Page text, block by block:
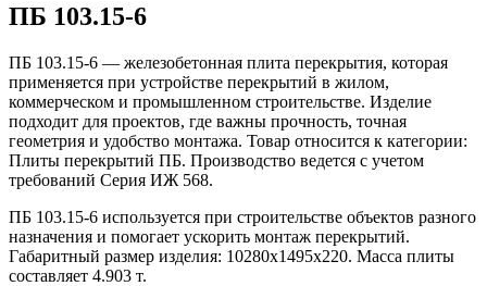
ПБ 103.15-6
ПБ 103.15-6 — железобетонная плита перекрытия, которая
применяется при устройстве перекрытий в жилом,
коммерческом и промышленном строительстве. Изделие
подходит для проектов, где важны прочность, точная
геометрия и удобство монтажа. Товар относится к категории:
Плиты перекрытий ПБ. Производство ведется с учетом
требований Серия ИЖ 568.
ПБ 103.15-6 используется при строительстве объектов разного
назначения и помогает ускорить монтаж перекрытий.
Габаритный размер изделия: 10280x1495x220. Масса плиты
составляет 4.903 т.